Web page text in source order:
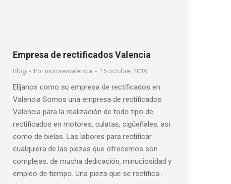
Empresa de rectificados Valencia
Blog Por motoresvalencia 15 octubre, 2019
Elíjanos como su empresa de rectificados en
Valencia Somos una empresa de rectificados
Valencia para la realización de todo tipo de
rectificados en motores, culatas, cigüeñales, así
como de bielas. Las labores para rectificar
cualquiera de las piezas que ofrecemos son
complejas, de mucha dedicación, minuciosidad y
empleo de tiempo. Una pieza que se rectifica…